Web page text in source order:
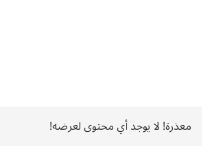
معذرة! لا يوجد أي محتوى لعرضه!